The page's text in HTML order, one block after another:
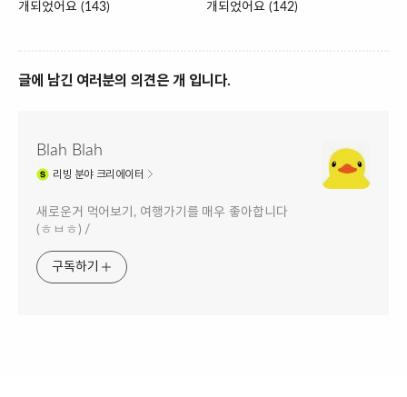
개되었어요 (143)
개되었어요 (142)
글에 남긴 여러분의 의견은 개 입니다.
Blah Blah
리빙 분야 크리에이터
새로운거 먹어보기, 여행가기를 매우 좋아합니다
(ㅎㅂㅎ) /
구독하기